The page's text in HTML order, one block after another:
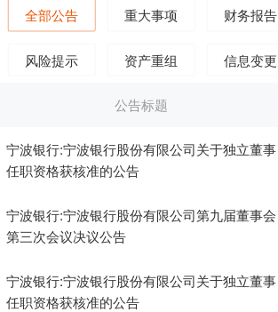
全部公告 重大事项 财务报告
风险提示 资产重组 信息变更
公告标题
宁波银行:宁波银行股份有限公司关于独立董事
任职资格获核准的公告
宁波银行:宁波银行股份有限公司第九届董事会
第三次会议决议公告
宁波银行:宁波银行股份有限公司关于独立董事
任职资格获核准的公告